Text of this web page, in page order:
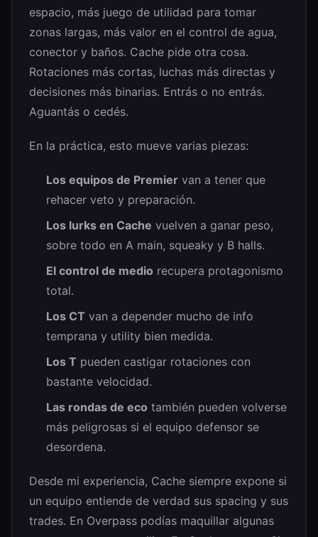
espacio, más juego de utilidad para tomar
zonas largas, más valor en el control de agua,
conector y baños. Cache pide otra cosa.
Rotaciones más cortas, luchas más directas y
decisiones más binarias. Entrás o no entrás.
Aguantás o cedés.
En la práctica, esto mueve varias piezas:
Los equipos de Premier van a tener que
rehacer veto y preparación.
Los lurks en Cache vuelven a ganar peso,
sobre todo en A main, squeaky y B halls.
El control de medio recupera protagonismo
total.
Los CT van a depender mucho de info
temprana y utility bien medida.
Los T pueden castigar rotaciones con
bastante velocidad.
Las rondas de eco también pueden volverse
más peligrosas si el equipo defensor se
desordena.
Desde mi experiencia, Cache siempre expone si
un equipo entiende de verdad sus spacing y sus
trades. En Overpass podías maquillar algunas